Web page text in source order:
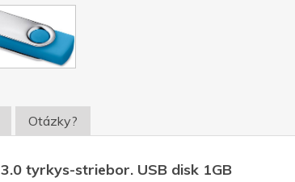
Otázky?
tyrkys-striebor. USB disk 1GB